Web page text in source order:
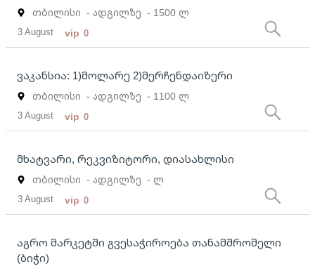
თბილისი - ადგილზე - 1500 ლ
3 August vip 0
ვაკანსია: 1)მოლარე 2)მერჩენდაიზერი
თბილისი - ადგილზე - 1100 ლ
3 August vip 0
მხატვარი, რეკვიზიტორი, დიასახლისი
თბილისი - ადგილზე - ლ
3 August vip 0
აგრო მარკეტში გვესაჭიროება თანამშრომელი
(ბიჭი)